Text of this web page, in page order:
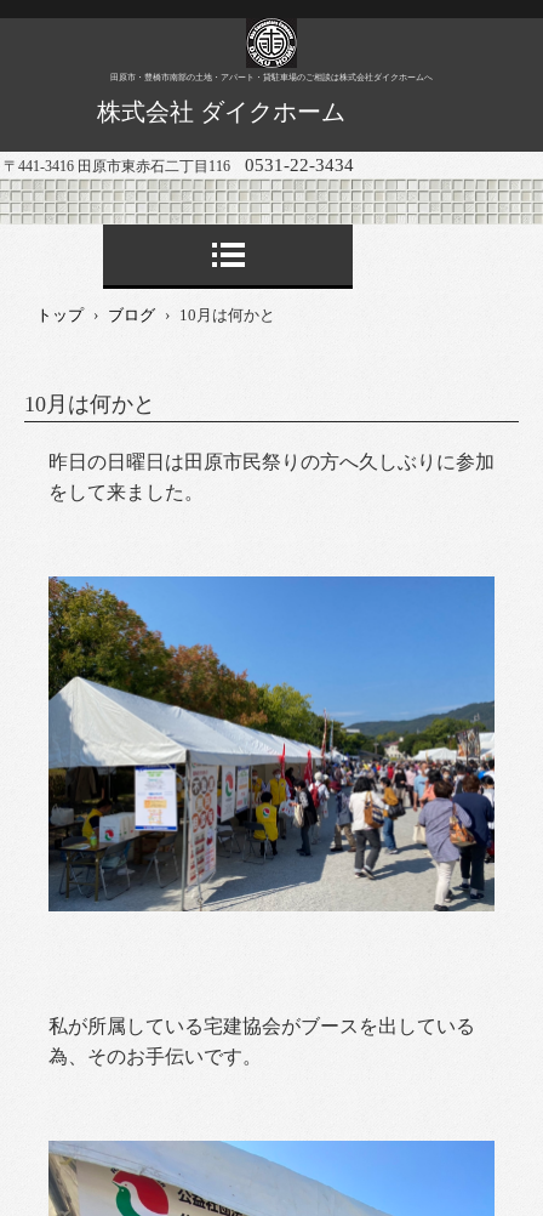
田原市・豊橋市南部の土地・アパート・貸駐車場のご相談は株式会社ダイクホームへ
株式会社 ダイクホーム
〒441-3416 田原市東赤石二丁目116 0531-22-3434
トップ › ブログ › 10月は何かと
10月は何かと
昨日の日曜日は田原市民祭りの方へ久しぶりに参加
をして来ました。
私が所属している宅建協会がブースを出している
為、そのお手伝いです。